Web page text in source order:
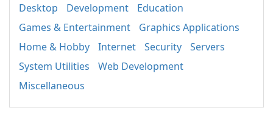
Desktop
Development
Education
Games & Entertainment
Graphics Applications
Home & Hobby
Internet Security
Servers
System Utilities
Web Development
Miscellaneous